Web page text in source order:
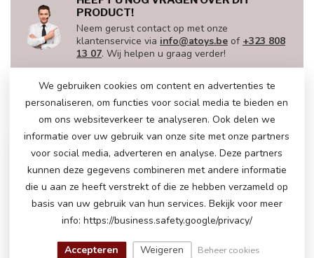
PRODUCT!
Neem gerust contact op met onze
klantenservice via info@atoys.be of +323 808
13 07. Wij helpen u graag verder!
RECENT BEKEKEN
We gebruiken cookies om content en advertenties te
personaliseren, om functies voor social media te bieden en
om ons websiteverkeer te analyseren. Ook delen we
informatie over uw gebruik van onze site met onze partners
voor social media, adverteren en analyse. Deze partners
kunnen deze gegevens combineren met andere informatie
die u aan ze heeft verstrekt of die ze hebben verzameld op
basis van uw gebruik van hun services. Bekijk voor meer
info: https://business.safety.google/privacy/
Accepteren Weigeren Beheer cookies